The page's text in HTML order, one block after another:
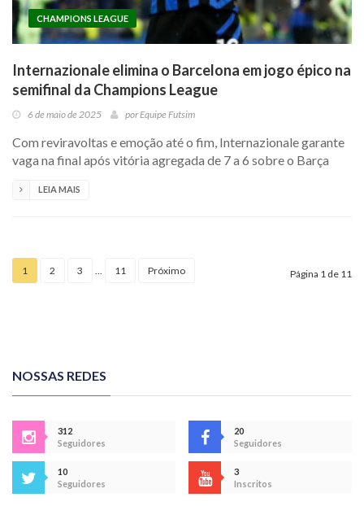
CHAMPIONS LEAGUE
Internazionale elimina o Barcelona em jogo épico na
semifinal da Champions League
6 de maio de 2025 porEquipe Futsim
Com reviravoltas e emoção até o fim, Internazionale garante
vaga na final após vitória agregada de 7 a 6 sobre o Barça
LEIA MAIS
1 2 3 ... 11 Próximo Página 1 de 11
NOSSAS REDES
312
Seguidores
20
Seguidores
10
Seguidores
3
Inscritos